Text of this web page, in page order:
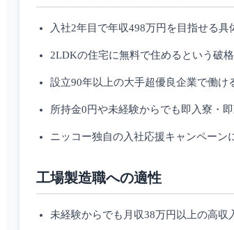
入社2年目で年収498万円を目指せる具
2LDKの住宅に無料で住めるという破
設立90年以上の大手超優良企業で働け
所持金0円や未経験からでも即入寮・
ニッコー独自の入社応援キャンペーン
工場製造職への適性
未経験からでも月収38万円以上の高収